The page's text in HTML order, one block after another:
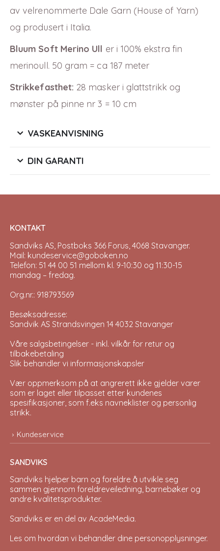
av velrenommerte Dale Garn (House of Yarn)
og produsert i Italia.
Bluum Soft Merino Ull er i 100% ekstra fin
merinoull. 50 gram = ca 187 meter
Strikkefasthet: 28 masker i glattstrikk og
mønster på pinne nr 3 = 10 cm
VASKEANVISNING
DIN GARANTI
KONTAKT
Sandviks AS, Postboks 366 Forus, 4068 Stavanger.
Mail: kundeservice@goboken.no
Telefon: 51 44 00 51 mellom kl. 9-10:30 og 11:30-15
mandag – fredag.
Org.nr.: 918793569
Besøksadresse:
Sandvik AS Strandsvingen 14 4032 Stavanger
Våre salgsbetingelser - inkl. vilkår for retur og
tilbakebetaling
Slik behandler vi informasjonskapsler
Vær oppmerksom på at angrerett ikke gjelder varer
som er laget eller tilpasset etter kundenes
spesifikasjoner, som f.eks navneklister og personlig
strikk.
Kundeservice
SANDVIKS
Sandviks hjelper barn og foreldre å utvikle seg
sammen gjennom foreldreveiledning, barnebøker og
andre kvalitetsprodukter.
Sandviks er en del av AcadeMedia.
Les om hvordan vi behandler dine personopplysninger.